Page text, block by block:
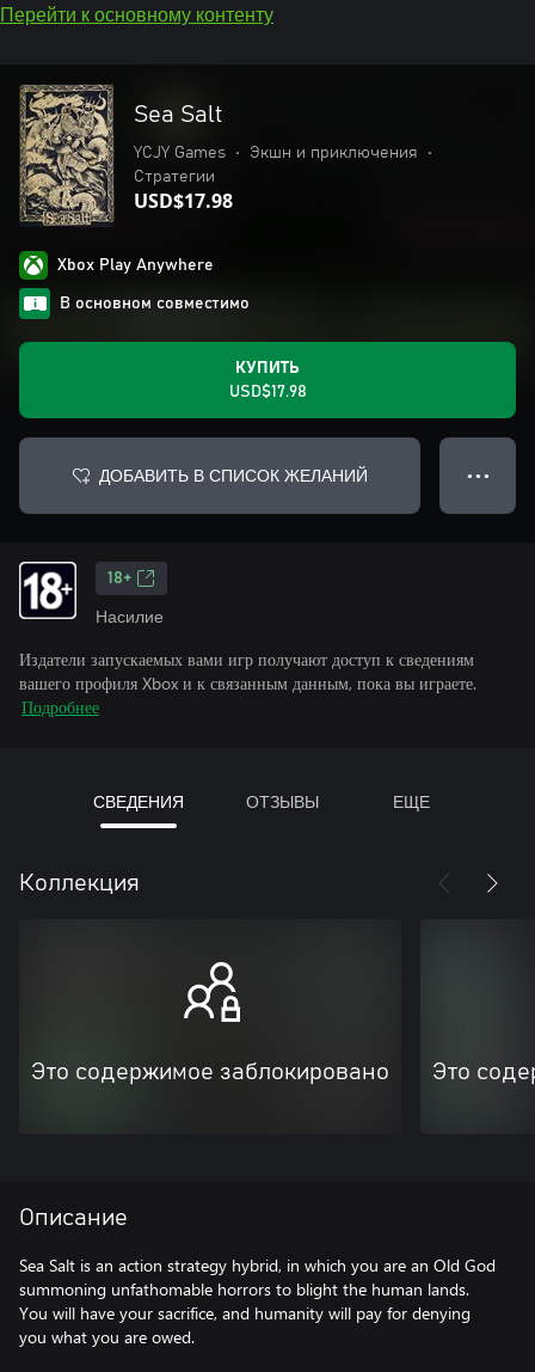
Перейти к основному контенту
Sea Salt
YCJY Games • Экшн и приключения
•
Стратегии
USD$17.98
Xbox Play Anywhere
В основном совместимо
КУПИТЬ
USD$17.98
ДОБАВИТЬ В СПИСОК ЖЕЛАНИЙ ● ● ●
18+
Насилие
Издатели запускаемых вами игр получают доступ к сведениям
вашего профиля Xbox и к связанным данным, пока вы играете.
Подробнее
СВЕДЕНИЯ ОТЗЫВЫ ЕЩЕ
Коллекция
Это содержимое заблокировано Это
Описание
Sea Salt is an action strategy hybrid, in which you are an Old God
summoning unfathomable horrors to blight the human lands.
You will have your sacrifice, and humanity will pay for denying
you what you are owed.